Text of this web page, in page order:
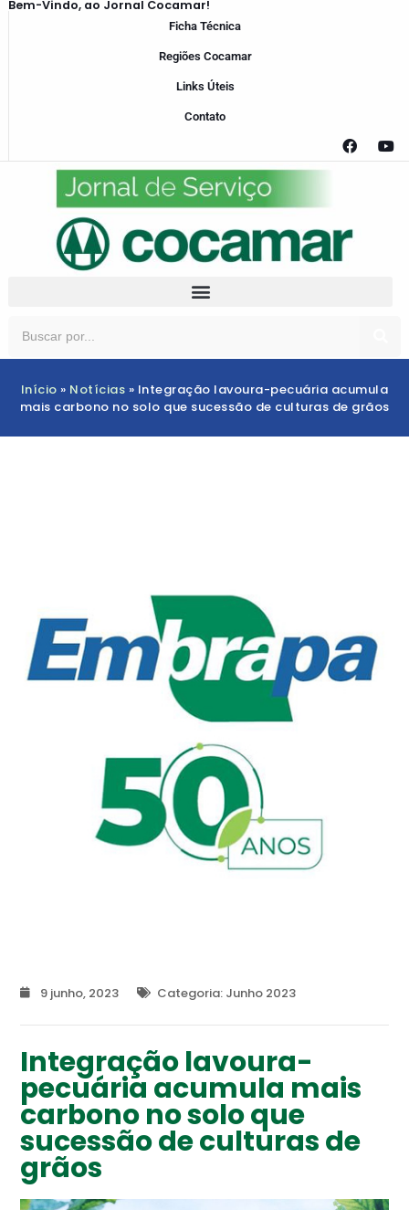
Bem-Vindo, ao Jornal Cocamar!
Ficha Técnica
Regiões Cocamar
Links Úteis
Contato
Início » Notícias » Integração lavoura-pecuária acumula
mais carbono no solo que sucessão de culturas de grãos
9 junho, 2023 Categoria: Junho 2023
Integração lavoura-
pecuária acumula mais
carbono no solo que
sucessão de culturas de
grãos